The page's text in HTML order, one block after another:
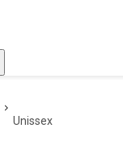
unissex